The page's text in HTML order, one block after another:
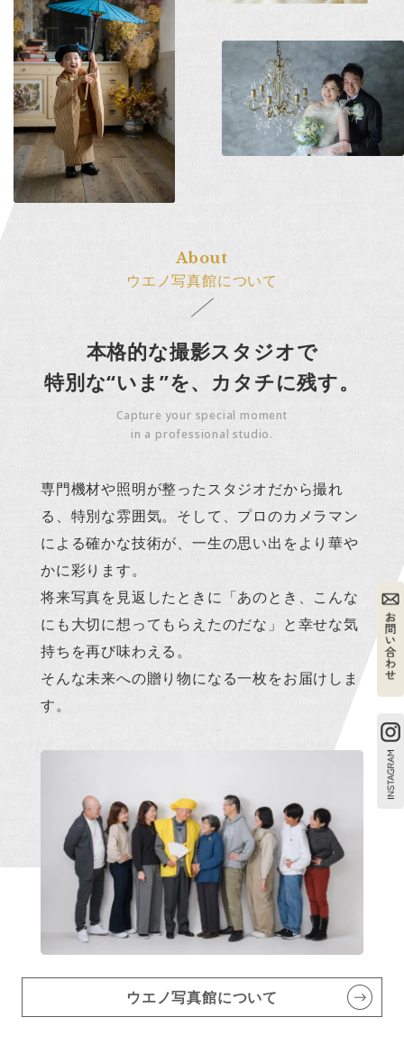
About
ウエノ写真館について
本格的な撮影スタジオで
特別な“いま”を、 カタチに残す。
Capture your special moment
in a professional studio.
専門機材や照明が整ったスタジオだから撮れ
る、特別な雰囲気。そして、プロのカメラマン
による確かな技術が、一生の思い出をより華や
かに彩ります。
将来写真を見返したときに「あのとき、こんな
にも大切に想ってもらえたのだな」と幸せな気
持ちを再び味わえる。
そんな未来への贈り物になる一枚をお届けしま
す。
ウエノ写真館について